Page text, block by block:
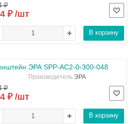
₽
₽ /шт
В корзину
ЭРА SPP-AC2-0-300-048
Производитель ЭРА
₽
₽ /шт
В корзину